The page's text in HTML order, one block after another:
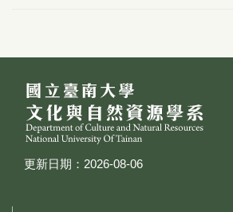
更新日期：2026-08-06